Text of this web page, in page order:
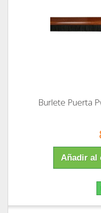
Burlete Puerta
Añadir al